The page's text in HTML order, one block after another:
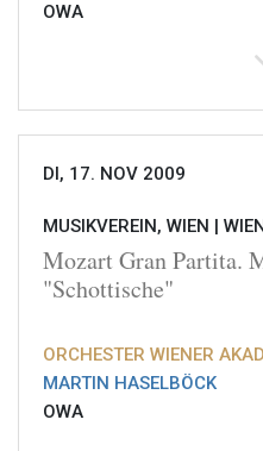
OWA
DI, 17. NOV 2009
MUSIKVEREIN, WIEN |
Mozart Gran Partita.
"Schottische"
ORCHESTER WIENER
MARTIN HASELBÖCK
OWA